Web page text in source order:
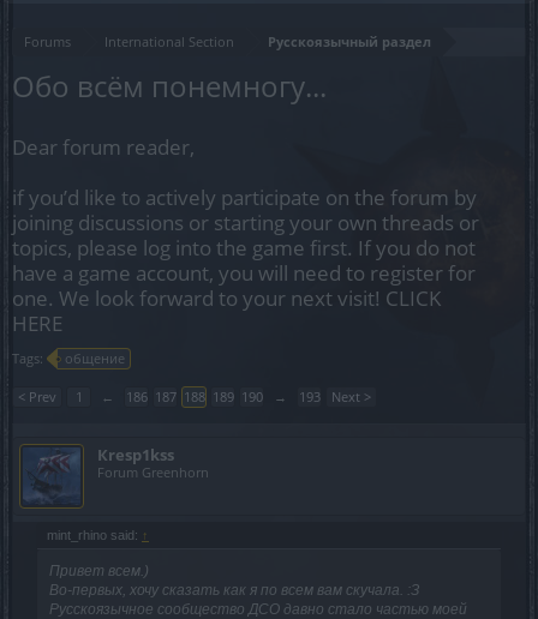
Forums International Section Русскоязычный раздел
Обо всём понемногу...
Dear forum reader,
if you’d like to actively participate on the forum by
joining discussions or starting your own threads or
topics, please log into the game first. If you do not
have a game account, you will need to register for
one. We look forward to your next visit! CLICK
HERE
Tags: общение
< Prev 1 ← 186 187 188 189 190 → 193 Next >
Кresp1kss
Forum Greenhorn
mint_rhino said: ↑
Привет всем.)
Во-первых, хочу сказать как я по всем вам скучала. :З
Русскоязычное сообщество ДСО давно стало частью моей